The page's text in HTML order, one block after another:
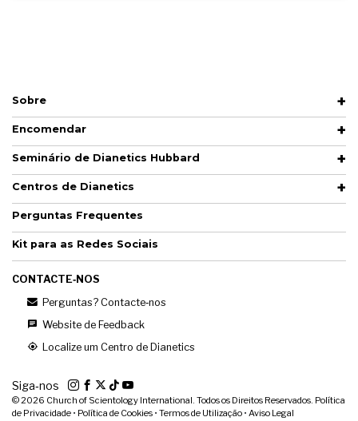
Sobre
Encomendar
Seminário de Dianetics Hubbard
Centros de Dianetics
Perguntas Frequentes
Kit para as Redes Sociais
CONTACTE‑NOS
Perguntas? Contacte‑nos
Website de Feedback
Localize um Centro de Dianetics
Siga‑nos
© 2026 Church of Scientology International. Todos os Direitos Reservados. Política
de Privacidade • Política de Cookies • Termos de Utilização • Aviso Legal